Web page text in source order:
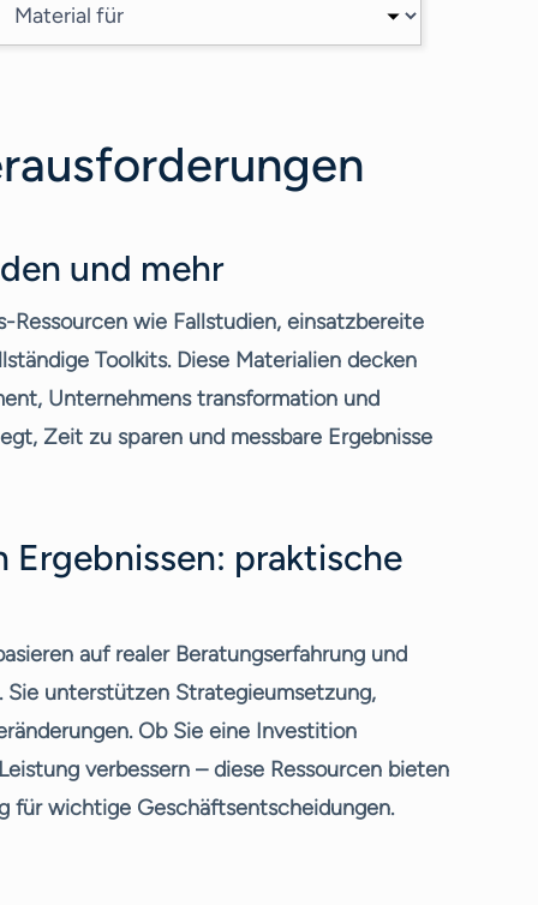
und mehr
Ressourcen wie Fallstudien, einsatzbereite
Toolkits. Diese Materialien decken
Unternehmens transformation und
Zeit zu sparen und messbare Ergebnisse
Ergebnissen: praktische
auf realer Beratungserfahrung und
unterstützen Strategieumsetzung,
Ob Sie eine Investition
verbessern – diese Ressourcen bieten
für wichtige Geschäftsentscheidungen.